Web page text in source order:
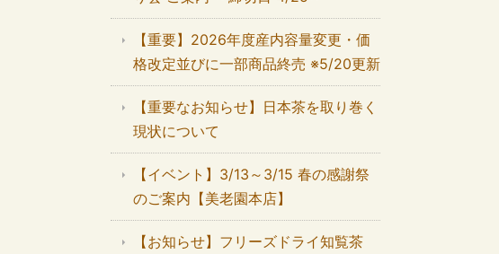
【重要】2026年度産内容量変更・価
格改定並びに一部商品終売 ※5/20更新
【重要なお知らせ】日本茶を取り巻く
現状について
【イベント】3/13～3/15 春の感謝祭
のご案内【美老園本店】
【お知らせ】フリーズドライ知覧茶